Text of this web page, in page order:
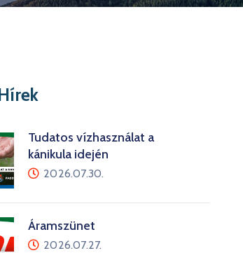
Tudatos vízhasználat a
kánikula idején
2026.07.30.
Áramszünet
2026.07.27.